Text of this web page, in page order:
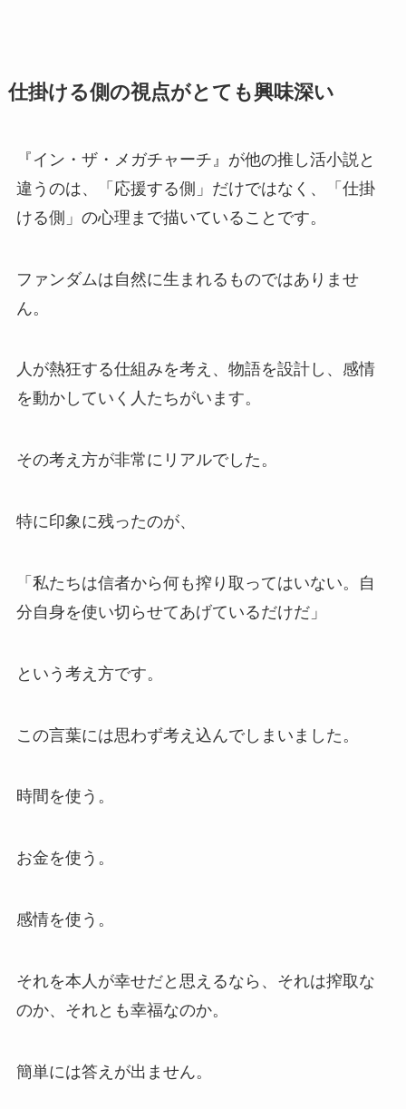
仕掛ける側の視点がとても興味深い
『イン・ザ・メガチャーチ』が他の推し活小説と
違うのは、「応援する側」だけではなく、「仕掛
ける側」の心理まで描いていることです。
ファンダムは自然に生まれるものではありませ
ん。
人が熱狂する仕組みを考え、物語を設計し、感情
を動かしていく人たちがいます。
その考え方が非常にリアルでした。
特に印象に残ったのが、
「私たちは信者から何も搾り取ってはいない。自
分自身を使い切らせてあげているだけだ」
という考え方です。
この言葉には思わず考え込んでしまいました。
時間を使う。
お金を使う。
感情を使う。
それを本人が幸せだと思えるなら、それは搾取な
のか、それとも幸福なのか。
簡単には答えが出ません。